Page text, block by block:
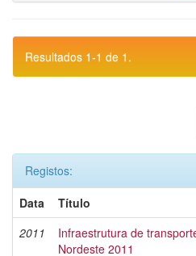
Resultados 1-1 de 1.
Registos:
Data
Título
2011
Infraestrutura de
Nordeste 2011